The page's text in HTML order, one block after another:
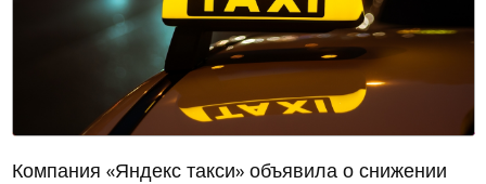
Компания «Яндекс такси» объявила о снижении